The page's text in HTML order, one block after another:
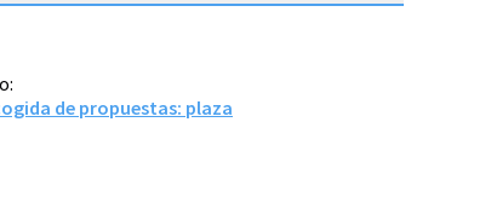
de propuestas: plaza